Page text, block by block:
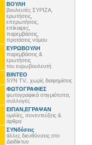
ΒΟΥΛΗ
βουλευτές ΣΥΡΙΖΑ,
ερωτήσεις,
επερωτήσεις,
επίκαιρες,
παρεμβάσεις,
προτάσεις νόμου
ΕΥΡΩΒΟΥΛΗ
παρεμβάσεις &
ερωτήσεις
του ευρωβουλευτή
ΒΙΝΤΕΟ
SYN TV.. χωρίς διαφημίσεις
ΦΩΤΟΓΡΑΦΙΕΣ
φωτογραφικά στιγμιότυπα,
συλλογές
ΕΙΠΑΝ,ΕΓΡΑΨΑΝ
ομιλίες, συνεντεύξεις &
άρθρα
ΣΥΝδέσεις
άλλες διευθύνσεις στο
Διαδίκτυο